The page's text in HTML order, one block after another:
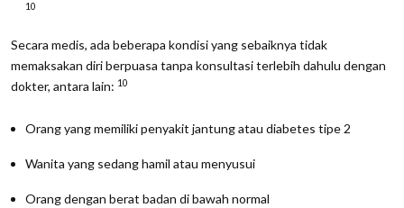
10
Secara medis, ada beberapa kondisi yang sebaiknya tidak
memaksakan diri berpuasa tanpa konsultasi terlebih dahulu dengan
dokter, antara lain: 10
Orang yang memiliki penyakit jantung atau diabetes tipe 2
Wanita yang sedang hamil atau menyusui
Orang dengan berat badan di bawah normal